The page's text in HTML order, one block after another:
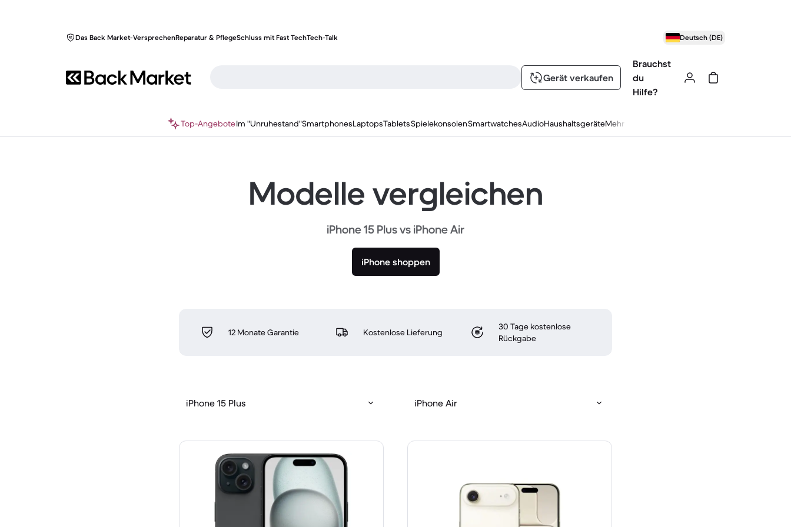
Das Back Market-VersprechenReparatur & PflegeSchluss mit Fast TechTech-Talk Deutsch (DE)
Gerät verkaufen
Brauchst
du
Hilfe?
Top-AngeboteIm "Unruhestand"SmartphonesLaptopsTabletsSpielekonsolenSmartwatchesAudioHaushaltsgeräteMehr
Modelle vergleichen
iPhone 15 Plus vs iPhone Air
iPhone shoppen
12 Monate Garantie Kostenlose Lieferung
30 Tage kostenlose
Rückgabe
iPhone 15 Plus iPhone Air